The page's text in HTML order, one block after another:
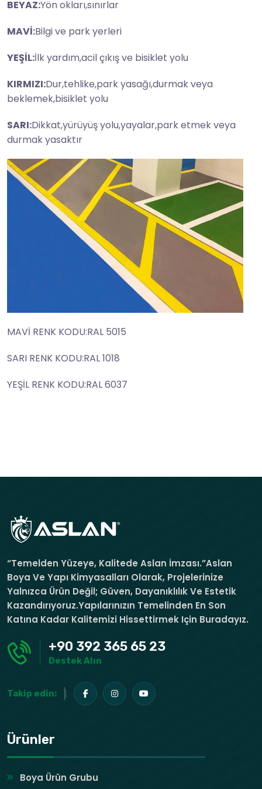
BEYAZ:Yön okları,sınırlar
MAVİ:Bilgi ve park yerleri
YEŞİL:İlk yardım,acil çıkış ve bisiklet yolu
KIRMIZI:Dur,tehlike,park yasağı,durmak veya
beklemek,bisiklet yolu
SARI:Dikkat,yürüyüş yolu,yayalar,park etmek veya
durmak yasaktır
MAVİ RENK KODU:RAL 5015
SARI RENK KODU:RAL 1018
YEŞİL RENK KODU:RAL 6037
“Temelden Yüzeye, Kalitede Aslan İmzası.”Aslan
Boya Ve Yapı Kimyasalları Olarak, Projelerinize
Yalnızca Ürün Değil; Güven, Dayanıklılık Ve Estetik
Kazandırıyoruz.Yapılarınızın Temelinden En Son
Katına Kadar Kalitemizi Hissettirmek Için Buradayız.
+90 392 365 65 23
Destek Alın
Takip edin:
Ürünler
Boya Ürün Grubu